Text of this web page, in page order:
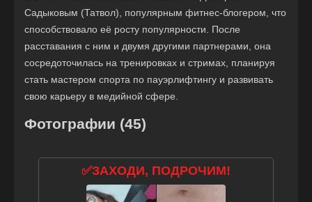
Садыковым (Татвол), популярным фитнес-блогером, что
способствовало её росту популярности. После
расставания с ним и двумя другими партнерами, она
сосредоточилась на тренировках и стримах, планируя
стать мастером спорта по пауэрлифтингу и развивать
свою карьеру в медийной сфере.
Фотографии (45)
✅ЗАХОДИ, ПОДРОЧИМ!